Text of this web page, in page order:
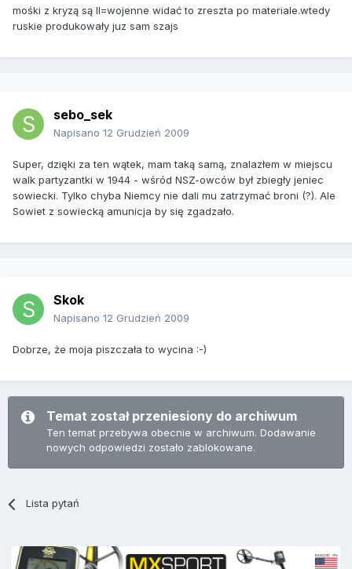
mośki z kryzą są II=wojenne widać to zreszta po materiale.wtedy
ruskie produkowały juz sam szajs
sebo_sek
Napisano 12 Grudzień 2009
Super, dzięki za ten wątek, mam taką samą, znalazłem w miejscu
walk partyzantki w 1944 - wśród NSZ-owców był zbiegły jeniec
sowiecki. Tylko chyba Niemcy nie dali mu zatrzymać broni (?). Ale
Sowiet z sowiecką amunicja by się zgadzało.
Skok
Napisano 12 Grudzień 2009
Dobrze, że moja piszczała to wycina :-)
Temat został przeniesiony do archiwum
Ten temat przebywa obecnie w archiwum. Dodawanie
nowych odpowiedzi zostało zablokowane.
Lista pytań